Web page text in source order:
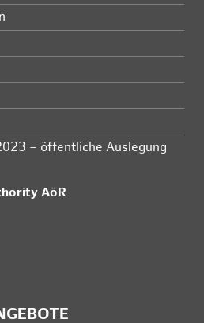
– öffentliche Auslegung
AöR